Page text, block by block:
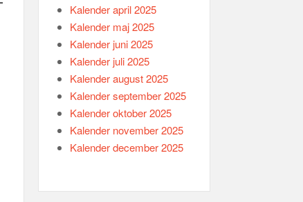
Kalender april 2025
Kalender maj 2025
Kalender juni 2025
Kalender juli 2025
Kalender august 2025
Kalender september 2025
Kalender oktober 2025
Kalender november 2025
Kalender december 2025